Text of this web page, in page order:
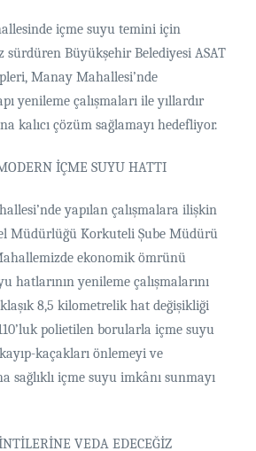
içme suyu temini için
sürdüren Büyükşehir Belediyesi ASAT
Manay Mahallesi’nde
yenileme çalışmaları ile yıllardır
kalıcı çözüm sağlamayı hedefliyor.
İÇME SUYU HATTI
yapılan çalışmalara ilişkin
Müdürlüğü Korkuteli Şube Müdürü
ekonomik ömrünü
hatlarının yenileme çalışmalarını
8,5 kilometrelik hat değişikliği
polietilen borularla içme suyu
kaçakları önlemeyi ve
sağlıklı içme suyu imkânı sunmayı
VEDA EDECEĞİZ